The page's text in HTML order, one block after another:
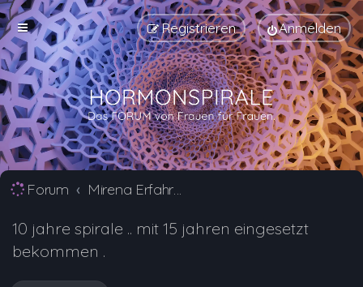
Anmelden
Registrieren
Forum Mirena Erfahrungsberichte und Nebenwirkungen
10 jahre spirale .. mit 15 jahren eingesetzt
bekommen .